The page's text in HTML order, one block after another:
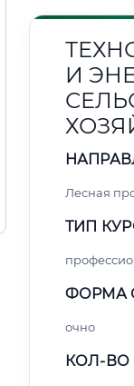
И
Лесная
ТИП
ФОРМА
очно
КОЛ-ВО